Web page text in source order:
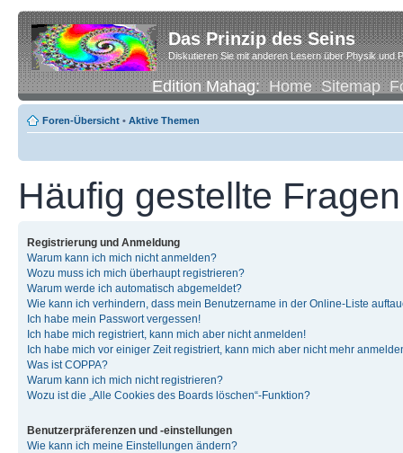
Das Prinzip des Seins
Diskutieren Sie mit anderen Lesern über Physik und
Edition Mahag:Home Sitemap
Foren-Übersicht • Aktive Themen
Häufig gestellte Fragen
Registrierung und Anmeldung
Warum kann ich mich nicht anmelden?
Wozu muss ich mich überhaupt registrieren?
Warum werde ich automatisch abgemeldet?
Wie kann ich verhindern, dass mein Benutzername in der Online-Liste
Ich habe mein Passwort vergessen!
Ich habe mich registriert, kann mich aber nicht anmelden!
Ich habe mich vor einiger Zeit registriert, kann mich aber nicht mehr
Was ist COPPA?
Warum kann ich mich nicht registrieren?
Wozu ist die „Alle Cookies des Boards löschen“-Funktion?
Benutzerpräferenzen und -einstellungen
Wie kann ich meine Einstellungen ändern?